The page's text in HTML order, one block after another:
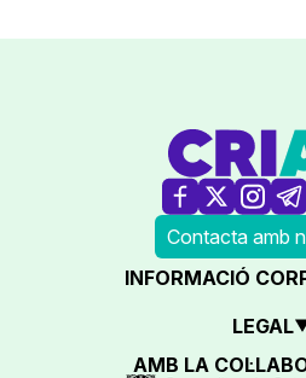
Contacta amb
INFORMACIÓ
LEGAL
AMB LA